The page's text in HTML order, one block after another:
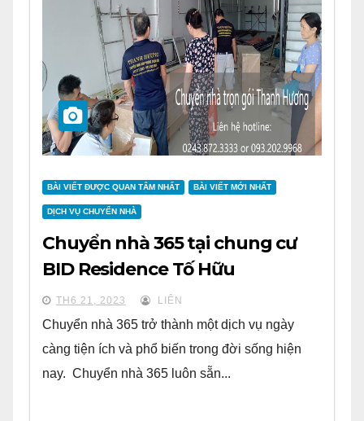
BÀI VIẾT ĐƯỢC QUAN TÂM NHẤT BÀI VIẾT MỚI NHẤT
DỊCH VỤ CHUYỂN NHÀ
Chuyển nhà 365 tại chung cư
BID Residence Tố Hữu
TH6 21, 2023 LIÊN
Chuyển nhà 365 trở thành một dịch vụ ngày
càng tiện ích và phổ biến trong đời sống hiện
nay. Chuyển nhà 365 luôn sẵn...